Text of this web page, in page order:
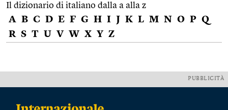
Il dizionario di italiano dalla a alla z
A B C D E F G H I J K L M N O P Q
R S T U V W X Y Z
PUBBLICITÀ